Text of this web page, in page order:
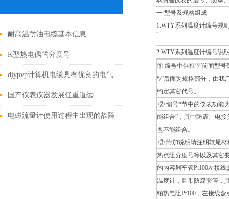
耐高温耐油电缆基本信息
K型热电偶的分度号
djypvp计算机电缆具有优良的电气
性能和信号传输质量
国产仪表仪器发展任重道远
电磁流量计使用过程中出现的故障
一 型号及规格组成
1.WTY系列温度计编号规
2.WTY系列温度计编号说
① 编号中斜杠“/”前面型号
“/”后面为规格部分，由我
约定其它代号。
② 编号*节中的仪表功能
能组合”，其中防震、电
也不能组合。
③ 附加说明请注明软尾材
热点阻分度号等以及其它
的内容刹车管Pt100左接
温度计，且带防腐套管，
铂热电阻Pt100，左接线